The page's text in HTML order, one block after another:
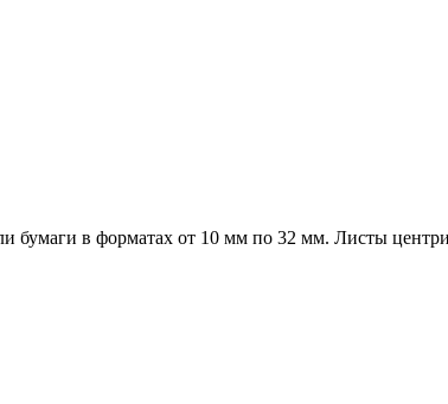
бумаги в форматах от 10 мм по 32 мм. Листы